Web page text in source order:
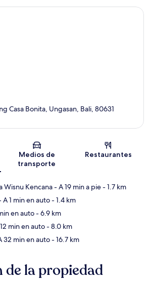
Sección del mapa
Casa Bonita, Ungasan, Bali, 80631
Medios de
transporte
Restaurantes
Wisnu Kencana- A 19 min a pie- 1.7 km
A 1 min en auto- 1.4 km
en auto- 6.9 km
min en auto- 8.0 km
32 min en auto- 16.7 km
la propiedad